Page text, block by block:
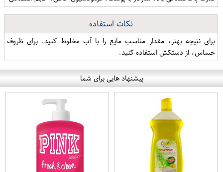
نکات استفاده
برای نتیجه بهتر، مقدار مناسب مایع را با آب مخلوط کنید. برای ظروف
حساس، از دستکش استفاده کنید.
پیشنهاد هایی برای شما